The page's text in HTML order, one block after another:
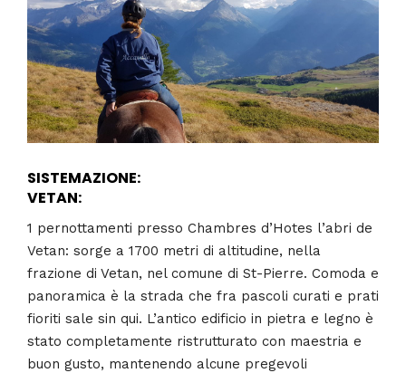
SISTEMAZIONE:
VETAN:
1 pernottamenti presso Chambres d’Hotes l’abri de
Vetan: sorge a 1700 metri di altitudine, nella
frazione di Vetan, nel comune di St-Pierre. Comoda e
panoramica è la strada che fra pascoli curati e prati
fioriti sale sin qui. L’antico edificio in pietra e legno è
stato completamente ristrutturato con maestria e
buon gusto, mantenendo alcune pregevoli